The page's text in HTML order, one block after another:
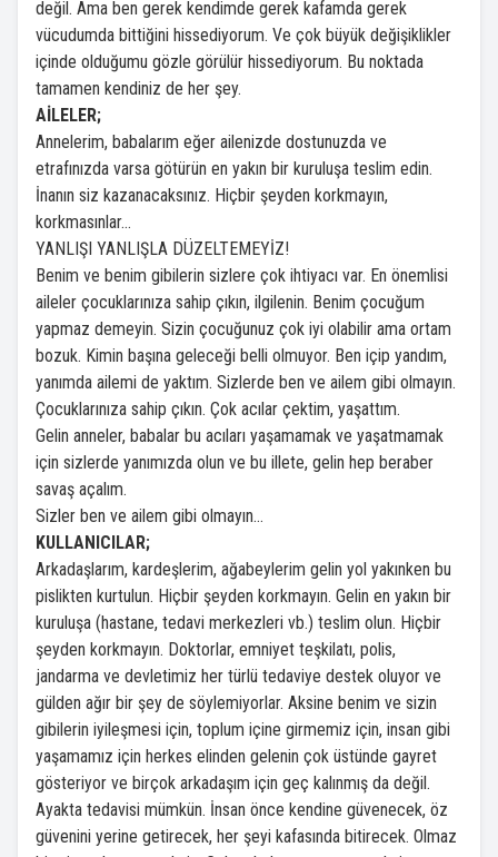
değil. Ama ben gerek kendimde gerek kafamda gerek
vücudumda bittiğini hissediyorum. Ve çok büyük değişiklikler
içinde olduğumu gözle görülür hissediyorum. Bu noktada
tamamen kendiniz de her şey.
AİLELER;
Annelerim, babalarım eğer ailenizde dostunuzda ve
etrafınızda varsa götürün en yakın bir kuruluşa teslim edin.
İnanın siz kazanacaksınız. Hiçbir şeyden korkmayın,
korkmasınlar…
YANLIŞI YANLIŞLA DÜZELTEMEYİZ!
Benim ve benim gibilerin sizlere çok ihtiyacı var. En önemlisi
aileler çocuklarınıza sahip çıkın, ilgilenin. Benim çocuğum
yapmaz demeyin. Sizin çocuğunuz çok iyi olabilir ama ortam
bozuk. Kimin başına geleceği belli olmuyor. Ben içip yandım,
yanımda ailemi de yaktım. Sizlerde ben ve ailem gibi olmayın.
Çocuklarınıza sahip çıkın. Çok acılar çektim, yaşattım.
Gelin anneler, babalar bu acıları yaşamamak ve yaşatmamak
için sizlerde yanımızda olun ve bu illete, gelin hep beraber
savaş açalım.
Sizler ben ve ailem gibi olmayın…
KULLANICILAR;
Arkadaşlarım, kardeşlerim, ağabeylerim gelin yol yakınken bu
pislikten kurtulun. Hiçbir şeyden korkmayın. Gelin en yakın bir
kuruluşa (hastane, tedavi merkezleri vb.) teslim olun. Hiçbir
şeyden korkmayın. Doktorlar, emniyet teşkilatı, polis,
jandarma ve devletimiz her türlü tedaviye destek oluyor ve
gülden ağır bir şey de söylemiyorlar. Aksine benim ve sizin
gibilerin iyileşmesi için, toplum içine girmemiz için, insan gibi
yaşamamız için herkes elinden gelenin çok üstünde gayret
gösteriyor ve birçok arkadaşım için geç kalınmış da değil.
Ayakta tedavisi mümkün. İnsan önce kendine güvenecek, öz
güvenini yerine getirecek, her şeyi kafasında bitirecek. Olmaz